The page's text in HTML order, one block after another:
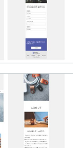
展のLP制作
ポレートサイト
けLPコーディング
みいただき、あ
も構いません。
く、わすれにく
かく対応いたし
ください。